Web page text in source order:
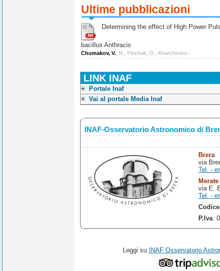
Ultime pubblicazioni
Determining the effect of High Power
bacillus Anthracis
Chumakov, V. , N., Pinchuk, O., Kharchenko -
LINK INAF
Portale Inaf
Vai al portale Media Inaf
INAF-Osservatorio Astronomico di
Brera
via
Tel. -
Merate
via E.
Tel. -
P.Iva:
Leggi su INAF Osservatorio